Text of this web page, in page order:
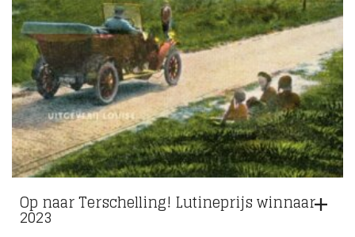
Op naar Terschelling! Lutineprijs winnaar
2023